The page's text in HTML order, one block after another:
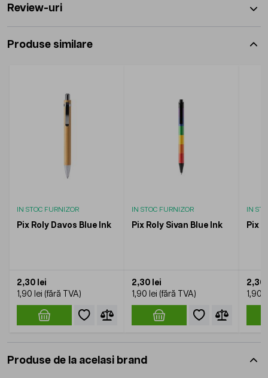
Review-uri
Produse similare
IN STOC FURNIZOR
Pix Roly Davos Blue Ink
2,30 lei
1,90 lei
IN STOC FURNIZOR
Pix Roly Sivan Blue Ink
2,30 lei
1,90 lei
IN
Pix
2,30
1,90
Produse de la acelasi brand